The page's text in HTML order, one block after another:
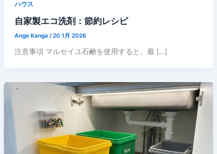
ハウス
自家製エコ洗剤：節約レシピ
Ange Kanga /20 1月 2026
注意事項 マルセイユ石鹸を使用すると、最 […]